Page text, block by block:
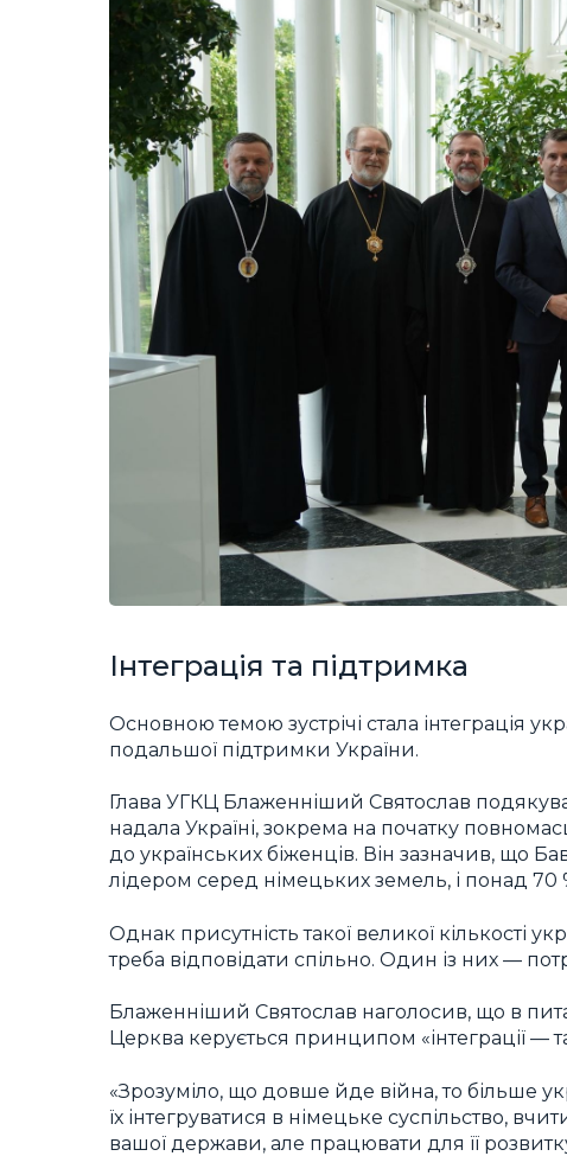
Інтеграція та підтримка
Основною темою зустрічі стала інтеграція
подальшої підтримки України.
Глава УГКЦ Блаженніший Святослав
надала Україні, зокрема на початку
до українських біженців. Він зазначив, що
лідером серед німецьких земель, і понад
Однак присутність такої великої кількості
треба відповідати спільно. Один із них —
Блаженніший Святослав наголосив, що в
Церква керується принципом «інтеграції —
«Зрозуміло, що довше йде війна, то більше
їх інтегруватися в німецьке суспільство,
вашої держави, але працювати для її